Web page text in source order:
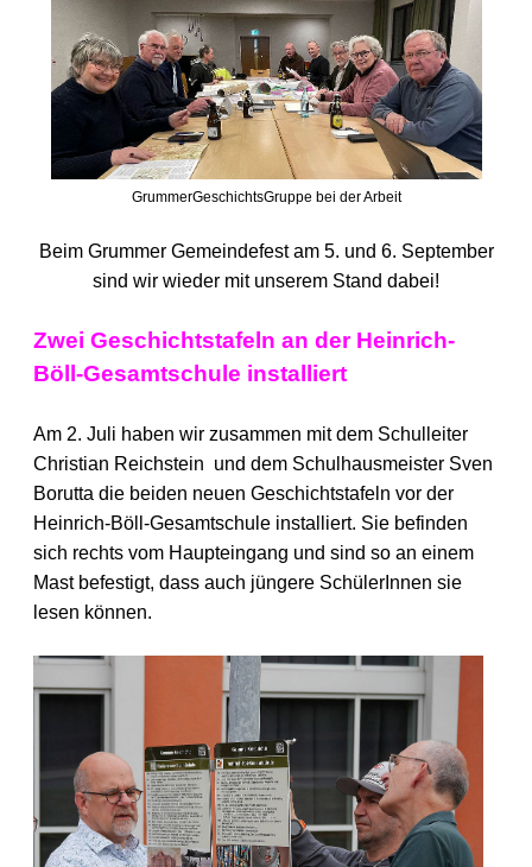
GrummerGeschichtsGruppe bei der Arbeit
Beim Grummer Gemeindefest am 5. und 6. September
sind wir wieder mit unserem Stand dabei!
Zwei Geschichtstafeln an der Heinrich-
Böll-Gesamtschule installiert
Am 2. Juli haben wir zusammen mit dem Schulleiter
Christian Reichstein und dem Schulhausmeister Sven
Borutta die beiden neuen Geschichtstafeln vor der
Heinrich-Böll-Gesamtschule installiert. Sie befinden
sich rechts vom Haupteingang und sind so an einem
Mast befestigt, dass auch jüngere SchülerInnen sie
lesen können.